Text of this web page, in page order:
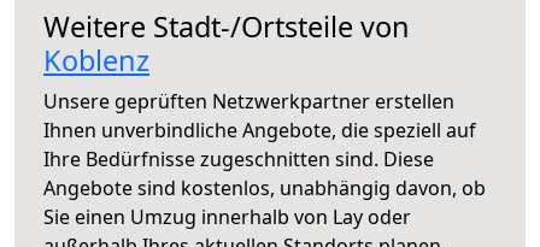
Weitere Stadt-/Ortsteile von
Koblenz
Unsere geprüften Netzwerkpartner erstellen
Ihnen unverbindliche Angebote, die speziell auf
Ihre Bedürfnisse zugeschnitten sind. Diese
Angebote sind kostenlos, unabhängig davon, ob
Sie einen Umzug innerhalb von Lay oder